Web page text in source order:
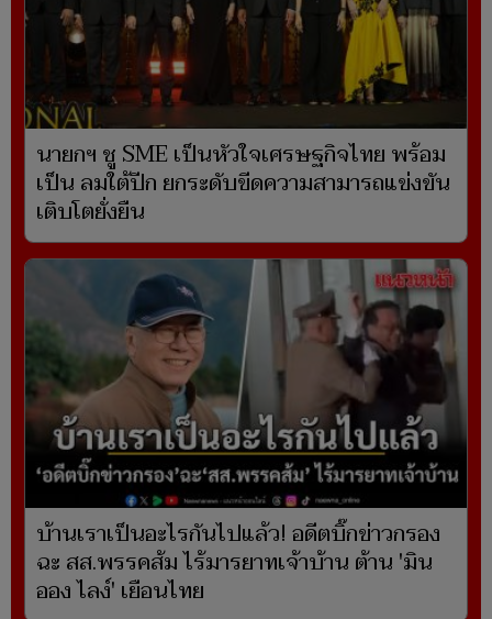
นายกฯ ชู SME เป็นหัวใจเศรษฐกิจไทย พร้อม
เป็น ลมใต้ปีก ยกระดับขีดความสามารถแข่งขัน
เติบโตยั่งยืน
บ้านเราเป็นอะไรกันไปแล้ว! อดีตบิ๊กข่าวกรอง
ฉะ สส.พรรคส้ม ไร้มารยาทเจ้าบ้าน ต้าน 'มิน
ออง ไลง์' เยือนไทย